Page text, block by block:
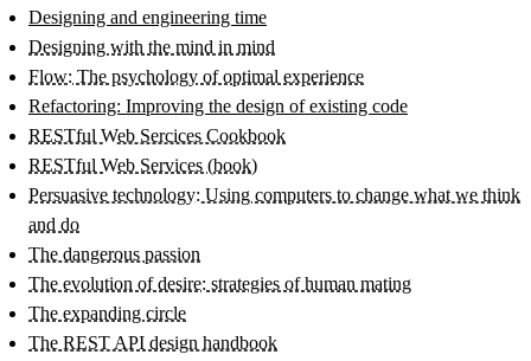
Designing and engineering time
Designing with the mind in mind
Flow: The psychology of optimal experience
Refactoring: Improving the design of existing code
RESTful Web Sercices Cookbook
RESTful Web Services (book)
Persuasive technology: Using computers to change what we think
and do
The dangerous passion
The evolution of desire: strategies of human mating
The expanding circle
The REST API design handbook